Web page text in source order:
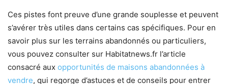
Ces pistes font preuve d’une grande souplesse et peuvent
s’avérer très utiles dans certains cas spécifiques. Pour en
savoir plus sur les terrains abandonnés ou particuliers,
vous pouvez consulter sur Habitatnews.fr l’article
consacré aux opportunités de maisons abandonnées à
vendre, qui regorge d’astuces et de conseils pour entrer